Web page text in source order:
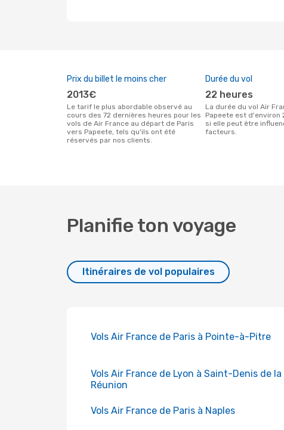
Prix du billet le moins cher
2013€
Le tarif le plus abordable observé au
cours des 72 dernières heures pour les
vols de Air France au départ de Paris
vers Papeete, tels qu'ils ont été
réservés par nos clients.
Durée du vol
22 heures
La durée du vol Air France entre Paris et
Papeete est d'environ
si elle peut être
facteurs.
Planifie ton voyage
Itinéraires de vol populaires
Vols Air France de Paris à Pointe-à-Pitre
Vols Air France de Lyon à Saint-Denis de la
Réunion
Vols Air France de Paris à Naples